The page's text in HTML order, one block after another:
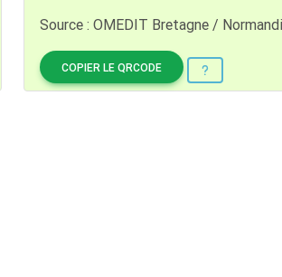
Source : OMEDIT Bretagne /
COPIER LE QRCODE